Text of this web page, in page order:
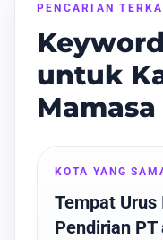
PENCARIAN
untuk
Mamasa
KOTA YANG
Tempat Urus
Pendirian